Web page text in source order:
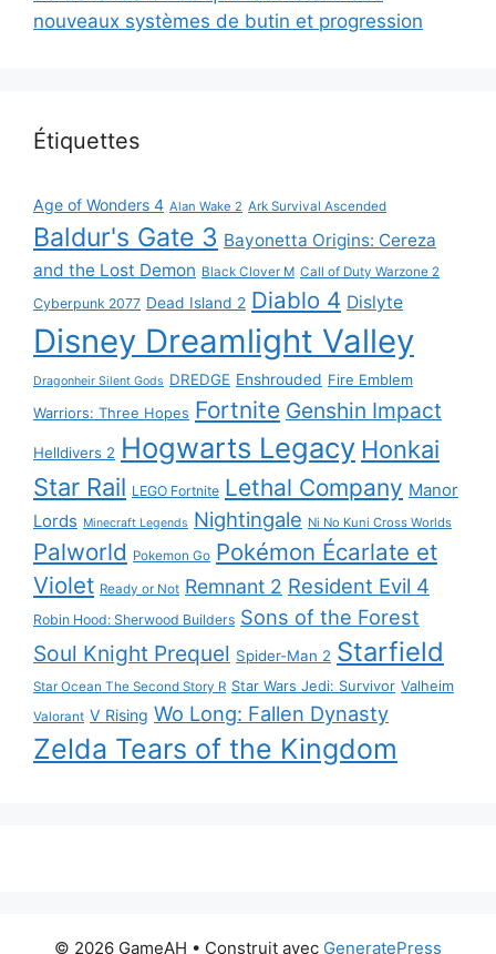
nouveaux systèmes de butin et progression
Étiquettes
Age of Wonders 4 Alan Wake 2 Ark Survival Ascended
Baldur's Gate 3 Bayonetta Origins: Cereza
and the Lost Demon Black Clover M Call of Duty Warzone 2
Cyberpunk 2077 Dead Island 2 Diablo 4 Dislyte
Disney Dreamlight Valley
Dragonheir Silent Gods DREDGE Enshrouded Fire Emblem
Warriors: Three Hopes Fortnite Genshin Impact
Helldivers 2 Hogwarts Legacy Honkai
Star Rail LEGO Fortnite Lethal Company Manor
Lords Minecraft Legends Nightingale Ni No Kuni Cross Worlds
Palworld Pokemon Go Pokémon Écarlate et
Violet Ready or Not Remnant 2 Resident Evil 4
Robin Hood: Sherwood Builders Sons of the Forest
Soul Knight Prequel Spider-Man 2 Starfield
Star Ocean The Second Story R Star Wars Jedi: Survivor Valheim
Valorant V Rising Wo Long: Fallen Dynasty
Zelda Tears of the Kingdom
© 2026 GameAH • Construit avec GeneratePress